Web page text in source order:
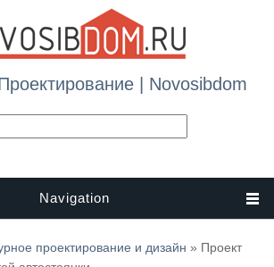
| Novosibdom
Navigation
проектирование и дизайн » Проект